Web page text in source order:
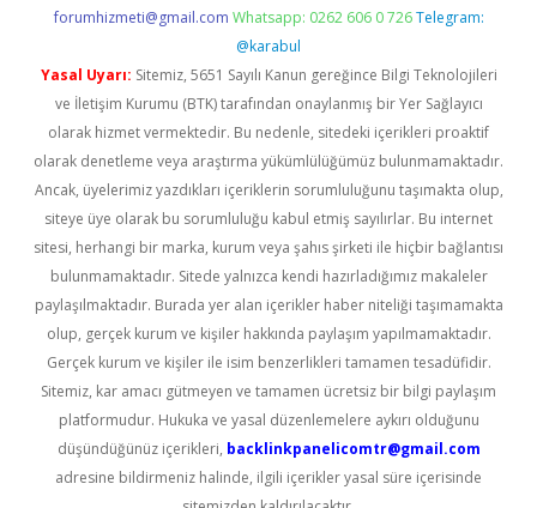
forumhizmeti@gmail.com Whatsapp: 0262 606 0 726 Telegram:
@karabul
Yasal Uyarı: Sitemiz, 5651 Sayılı Kanun gereğince Bilgi Teknolojileri
ve İletişim Kurumu (BTK) tarafından onaylanmış bir Yer Sağlayıcı
olarak hizmet vermektedir. Bu nedenle, sitedeki içerikleri proaktif
olarak denetleme veya araştırma yükümlülüğümüz bulunmamaktadır.
Ancak, üyelerimiz yazdıkları içeriklerin sorumluluğunu taşımakta olup,
siteye üye olarak bu sorumluluğu kabul etmiş sayılırlar. Bu internet
sitesi, herhangi bir marka, kurum veya şahıs şirketi ile hiçbir bağlantısı
bulunmamaktadır. Sitede yalnızca kendi hazırladığımız makaleler
paylaşılmaktadır. Burada yer alan içerikler haber niteliği taşımamakta
olup, gerçek kurum ve kişiler hakkında paylaşım yapılmamaktadır.
Gerçek kurum ve kişiler ile isim benzerlikleri tamamen tesadüfidir.
Sitemiz, kar amacı gütmeyen ve tamamen ücretsiz bir bilgi paylaşım
platformudur. Hukuka ve yasal düzenlemelere aykırı olduğunu
düşündüğünüz içerikleri, backlinkpanelicomtr@gmail.com
adresine bildirmeniz halinde, ilgili içerikler yasal süre içerisinde